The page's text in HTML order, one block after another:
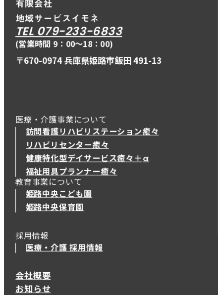
TEL 079-233-6833
(営業時間 9：00〜18：00)
〒670-0974 兵庫県姫路市飯田 491-13
医療・介護事業について
訪問看護リハビリステーション癒々
リハビリセンター癒々
健康特化型デイサービス癒々＋ α
健康特化型デイサービス癒々＋
福祉用具プランナー癒々
教育事業について
姫路中央こども園
姫路中央保育園
採用情報
医療・介護 採用情報
会社概要
お知らせ